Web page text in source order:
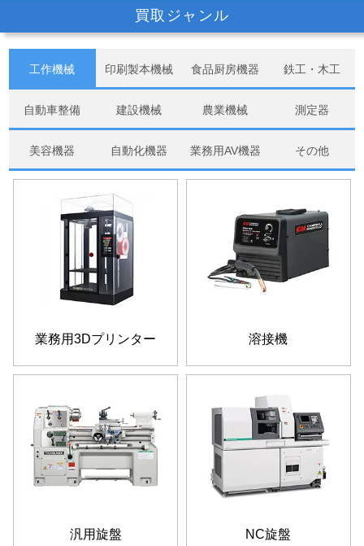
買取ジャンル
工作機械 印刷製本機械 食品厨房機器 鉄工・木工
自動車整備 建設機械 農業機械 測定器
美容機器 自動化機器 業務用AV機器 その他
業務用3Dプリンター 溶接機
汎用旋盤 NC旋盤